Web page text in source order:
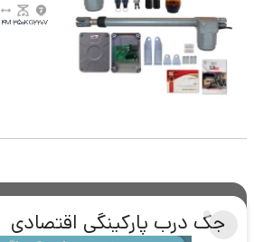
220V
350KG
4M
جک درب پارکینگی اقتصادی